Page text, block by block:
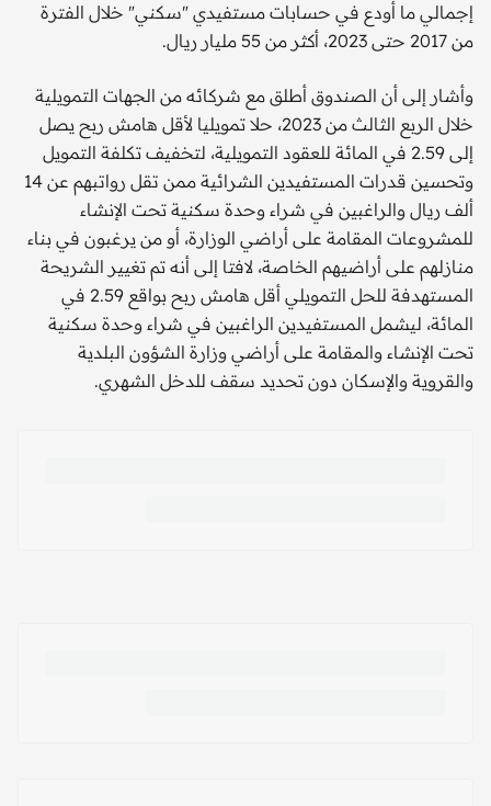
إجمالي ما أودع في حسابات مستفيدي "سكني" خلال الفترة
من 2017 حتى 2023، أكثر من 55 مليار ريال.
وأشار إلى أن الصندوق أطلق مع شركائه من الجهات التمويلية
خلال الربع الثالث من 2023، حلا تمويليا لأقل هامش ربح يصل
إلى 2.59 في المائة للعقود التمويلية، لتخفيف تكلفة التمويل
وتحسين قدرات المستفيدين الشرائية ممن تقل رواتبهم عن 14
ألف ريال والراغبين في شراء وحدة سكنية تحت الإنشاء
للمشروعات المقامة على أراضي الوزارة، أو من يرغبون في بناء
منازلهم على أراضيهم الخاصة، لافتا إلى أنه تم تغيير الشريحة
المستهدفة للحل التمويلي أقل هامش ربح بواقع 2.59 في
المائة، ليشمل المستفيدين الراغبين في شراء وحدة سكنية
تحت الإنشاء والمقامة على أراضي وزارة الشؤون البلدية
والقروية والإسكان دون تحديد سقف للدخل الشهري.